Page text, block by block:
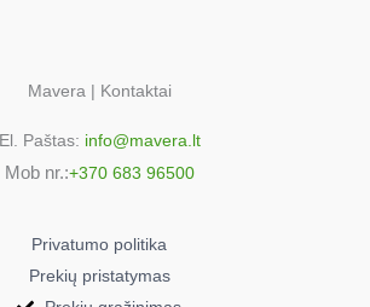
Mavera | Kontaktai
El. Paštas: info@mavera.lt
Mob nr.:+370 683 96500
Privatumo politika
Prekių pristatymas